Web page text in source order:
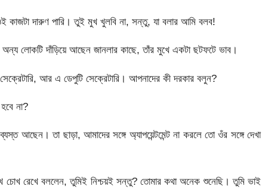
দারুণ পারি। তুই মুখ খুলবি না, সন্তু, যা বলার আমি বলব!
লোকটি দাঁড়িয়ে আছেন জানলার কাছে, তাঁর মুখে একটা ছটফটে ভাব।
আর এ ডেপুটি সেক্রেটারি। আপনাদের কী দরকার বলুন?
না?
আছেন। তা ছাড়া, আমাদের সঙ্গে অ্যাপয়েন্টমেন্ট না করলে তো ওঁর সঙ্গে দেখা
রেখে বললেন, তুমিই নিশ্চয়ই সন্তু? তোমার কথা অনেক শুনেছি। তুমি ভাই